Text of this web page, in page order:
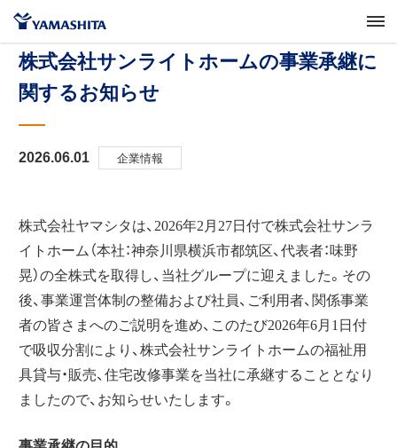
株式会社サンライトホームの事業承継に
関するお知らせ
2026.06.01 企業情報
株式会社ヤマシタは、2026年2月27日付で株式会社サンラ
イトホーム（本社：神奈川県横浜市都筑区、代表者：味野
晃）の全株式を取得し、当社グループに迎えました。その
後、事業運営体制の整備および社員、ご利用者、関係事業
者の皆さまへのご説明を進め、このたび2026年6月1日付
で吸収分割により、株式会社サンライトホームの福祉用
具貸与・販売、住宅改修事業を当社に承継することとなり
ましたので、お知らせいたします。